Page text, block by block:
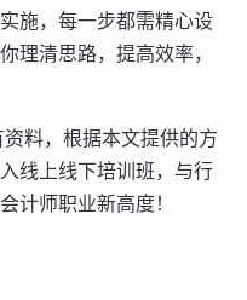
施，每一步都需精心设
理清思路，提高效率，
料，根据本文提供的方
线上线下培训班，与行
计师职业新高度！